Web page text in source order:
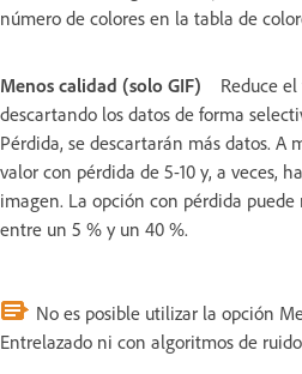
número de colores en la tabla de
Menos calidad (solo GIF)
Reduce
descartando los datos de forma
Pérdida, se descartarán más datos. A
valor con pérdida de 5-10 y, a veces,
imagen. La opción con pérdida
entre un 5 % y un 40 %.
No es posible utilizar la opción
Entrelazado ni con algoritmos de